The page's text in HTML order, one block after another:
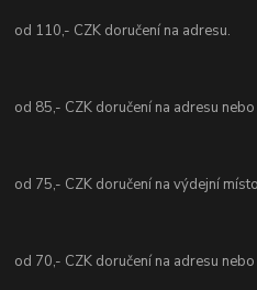
od 110,- CZK doručení na adresu.
od 85,- CZK doručení na adresu
od 75,- CZK doručení na výdejní
od 70,- CZK doručení na adresu